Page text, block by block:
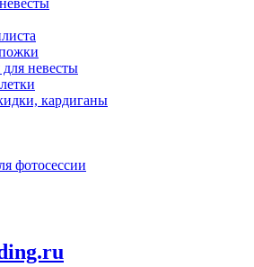
невесты
кардиганы
фотосессии